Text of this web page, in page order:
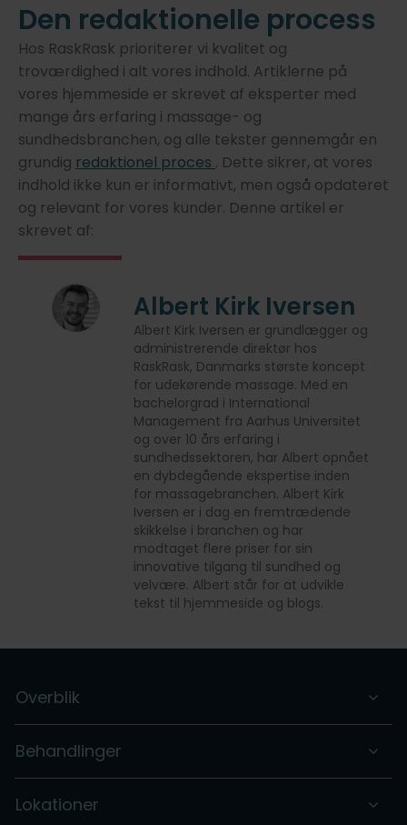
Den redaktionelle process
Hos RaskRask prioriterer vi kvalitet og
troværdighed i alt vores indhold. Artiklerne på
vores hjemmeside er skrevet af eksperter med
mange års erfaring i massage- og
sundhedsbranchen, og alle tekster gennemgår en
grundig redaktionel proces . Dette sikrer, at vores
indhold ikke kun er informativt, men også opdateret
og relevant for vores kunder. Denne artikel er
skrevet af:
Albert Kirk Iversen
Albert Kirk Iversen er grundlægger og
administrerende direktør hos
RaskRask, Danmarks største koncept
for udekørende massage. Med en
bachelorgrad i International
Management fra Aarhus Universitet
og over 10 års erfaring i
sundhedssektoren, har Albert opnået
en dybdegående ekspertise inden
for massagebranchen. Albert Kirk
Iversen er i dag en fremtrædende
skikkelse i branchen og har
modtaget flere priser for sin
innovative tilgang til sundhed og
velvære. Albert står for at udvikle
tekst til hjemmeside og blogs.
Overblik
Behandlinger
Lokationer